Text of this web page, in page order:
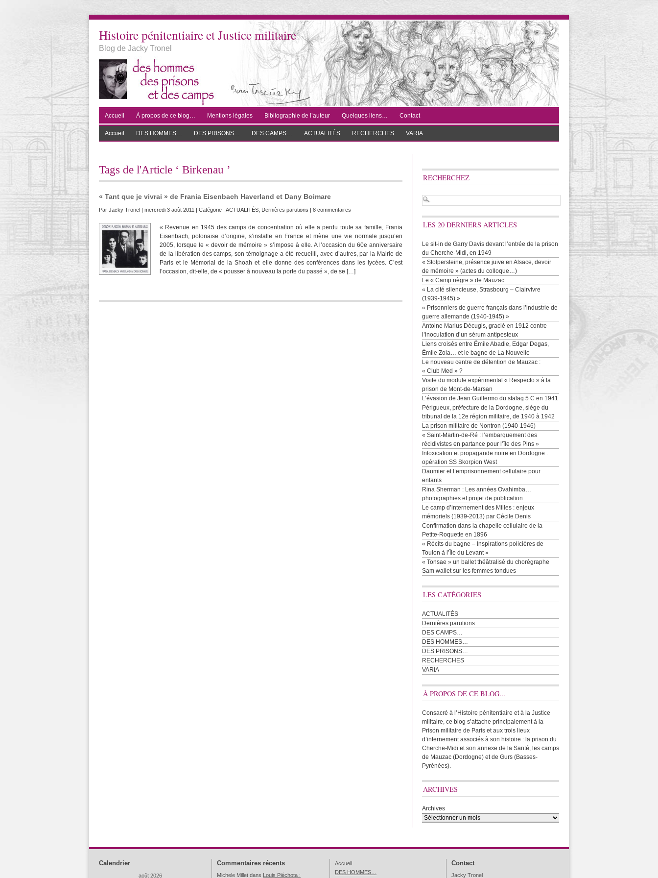
Histoire pénitentiaire et Justice militaire
Blog de Jacky Tronel
Accueil À propos de ce blog… Mentions légales Bibliographie de l’auteur Quelques liens… Contact
Accueil DES HOMMES… DES PRISONS… DES CAMPS… ACTUALITÉS RECHERCHES VARIA
Tags de l'Article ‘ Birkenau ’
« Tant que je vivrai » de Frania Eisenbach Haverland et Dany Boimare
Par Jacky Tronel | mercredi 3 août 2011 | Catégorie : ACTUALITÉS Dernières parutions | 8 commentaires
« Revenue en 1945 des camps de concentration où elle a perdu toute sa famille, Frania
Eisenbach, polonaise d’origine, s’installe en France et mène une vie normale jusqu’en
2005, lorsque le « devoir de mémoire » s’impose à elle. A l’occasion du 60e anniversaire
de la libération des camps, son témoignage a été recueilli, avec d’autres, par la Mairie de
Paris et le Mémorial de la Shoah et elle donne des conférences dans les lycées. C’est
l’occasion, dit-elle, de « pousser à nouveau la porte du passé », de se […]
RECHERCHEZ
LES 20 DERNIERS ARTICLES
Le sit-in de Garry Davis devant l’entrée de la prison
du Cherche-Midi, en 1949
« Stolpersteine, présence juive en Alsace, devoir
de mémoire » (actes du colloque…)
Le « Camp nègre » de Mauzac
« La cité silencieuse, Strasbourg – Clairvivre
(1939-1945) »
« Prisonniers de guerre français dans l’industrie de
guerre allemande (1940-1945) »
Antoine Marius Décugis, gracié en 1912 contre
l’inoculation d’un sérum antipesteux
Liens croisés entre Émile Abadie, Edgar Degas,
Émile Zola… et le bagne de La Nouvelle
Le nouveau centre de détention de Mauzac :
« Club Med » ?
Visite du module expérimental « Respecto » à la
prison de Mont-de-Marsan
L’évasion de Jean Guillermo du stalag 5 C en 1941
Périgueux, préfecture de la Dordogne, siège du
tribunal de la 12e région militaire, de 1940 à 1942
La prison militaire de Nontron (1940-1946)
« Saint-Martin-de-Ré : l’embarquement des
récidivistes en partance pour l’île des Pins »
Intoxication et propagande noire en Dordogne :
opération SS Skorpion West
Daumier et l’emprisonnement cellulaire pour
enfants
Rina Sherman : Les années Ovahimba…
photographies et projet de publication
Le camp d’internement des Milles : enjeux
mémoriels (1939-2013) par Cécile Denis
Confirmation dans la chapelle cellulaire de la
Petite-Roquette en 1896
« Récits du bagne – Inspirations policières de
Toulon à l’Île du Levant »
« Tonsae » un ballet théâtralisé du chorégraphe
Sam wallet sur les femmes tondues
LES CATÉGORIES
ACTUALITÉS
Dernières parutions
DES CAMPS…
DES HOMMES…
DES PRISONS…
RECHERCHES
VARIA
À PROPOS DE CE BLOG...
Consacré à l’Histoire pénitentiaire et à la Justice
militaire, ce blog s’attache principalement à la
Prison militaire de Paris et aux trois lieux
d’internement associés à son histoire : la prison du
Cherche-Midi et son annexe de la Santé, les camps
de Mauzac (Dordogne) et de Gurs (Basses-
Pyrénées).
ARCHIVES
Archives
Calendrier
août 2026
Commentaires récents
Michele Millet dans Louis Piéchota :
Accueil
DES HOMMES…
Contact
Jacky Tronel